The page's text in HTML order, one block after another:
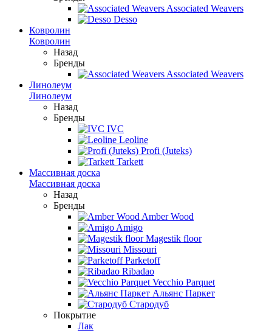
Associated Weavers
Desso
Ковролин
Ковролин
Назад
Бренды
Associated Weavers
Линолеум
Линолеум
Назад
Бренды
IVC
Leoline
Profi (Juteks)
Tarkett
Массивная доска
Массивная доска
Назад
Бренды
Amber Wood
Amigo
Magestik floor
Missouri
Parketoff
Ribadao
Vecchio Parquet
Альянс Паркет
Стародуб
Покрытие
Лак